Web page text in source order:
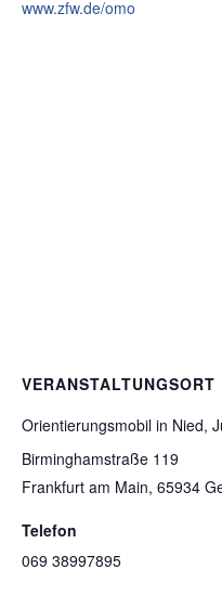
www.zfw.de/omo
VERANSTALTUNGSORT
Orientierungsmobil in Nied,
Birminghamstraße 119
Frankfurt am Main, 65934
Telefon
069 38997895